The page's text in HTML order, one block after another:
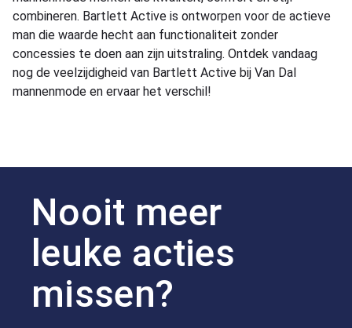
combineren. Bartlett Active is ontworpen voor de actieve
man die waarde hecht aan functionaliteit zonder
concessies te doen aan zijn uitstraling. Ontdek vandaag
nog de veelzijdigheid van Bartlett Active bij Van Dal
mannenmode en ervaar het verschil!
Nooit meer
leuke acties
missen?